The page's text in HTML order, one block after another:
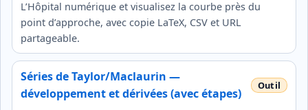
L’Hôpital numérique et visualisez la courbe près du
point d’approche, avec copie LaTeX, CSV et URL
partageable.
Séries de Taylor/Maclaurin —
développement et dérivées (avec étapes)